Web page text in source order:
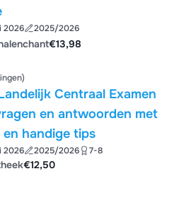
2026 2025/2026
€13,98
Centraal Examen
en handige tips
2026 2025/2026 7-8
€12,50